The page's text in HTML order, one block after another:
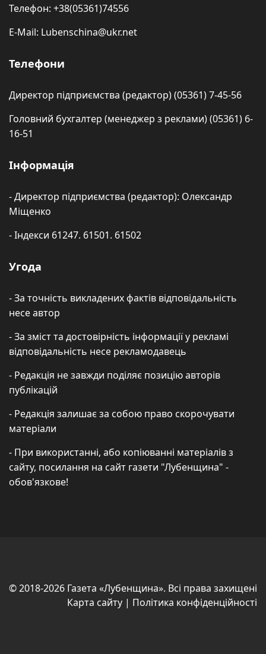
Телефон: +38(05361)74556
E-Mail: Lubenschina@ukr.net
Телефони
Директор підприємства (редактор) (05361) 7-45-56
Головний бухгалтер (менеджер з реклами) (05361) 6-
16-51
Інформація
- Директор підприємства (редактор): Олександр
Міщенко
- Індекси 61247. 61501. 61502
Угода
- За точність викладених фактів відповідальність
несе автор
- За зміст та достовірність інформації у рекламі
відповідальність несе рекламодавець
- Редакція не завжди поділяє позицію авторів
публікацій
- Редакція залишає за собою право скорочувати
матеріали
- При використанні, або копіюванні матеріалів з
сайту, посилання на сайт газети "Лубенщина" -
обов'язкове!
© 2018-2026 Газета «Лубенщина». Всі права захищені
Карта сайту | Політика конфіденційності